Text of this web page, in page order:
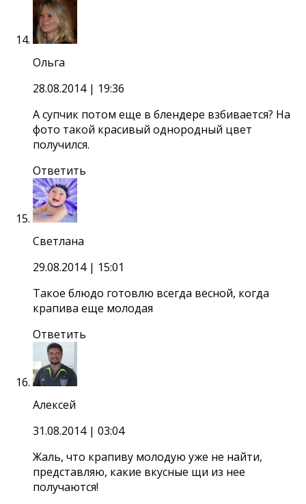
Ольга
28.08.2014 | 19:36
А супчик потом еще в блендере взбивается? На
фото такой красивый однородный цвет
получился.
Ответить
Светлана
29.08.2014 | 15:01
Такое блюдо готовлю всегда весной, когда
крапива еще молодая
Ответить
Алексей
31.08.2014 | 03:04
Жаль, что крапиву молодую уже не найти,
представляю, какие вкусные щи из нее
получаются!